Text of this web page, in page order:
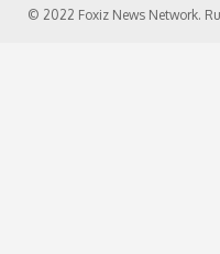
© 2022 Foxiz News Network.